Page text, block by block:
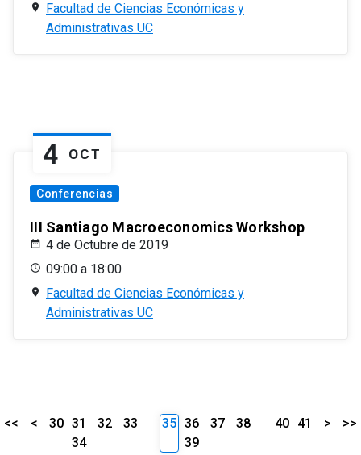
Facultad de Ciencias Económicas y
Administrativas UC
4 OCT
Conferencias
III Santiago Macroeconomics Workshop
4 de Octubre de 2019
09:00 a 18:00
Facultad de Ciencias Económicas y
Administrativas UC
<< < 30 31 32
33
34
35 36 37
38
39
40 41 > >>